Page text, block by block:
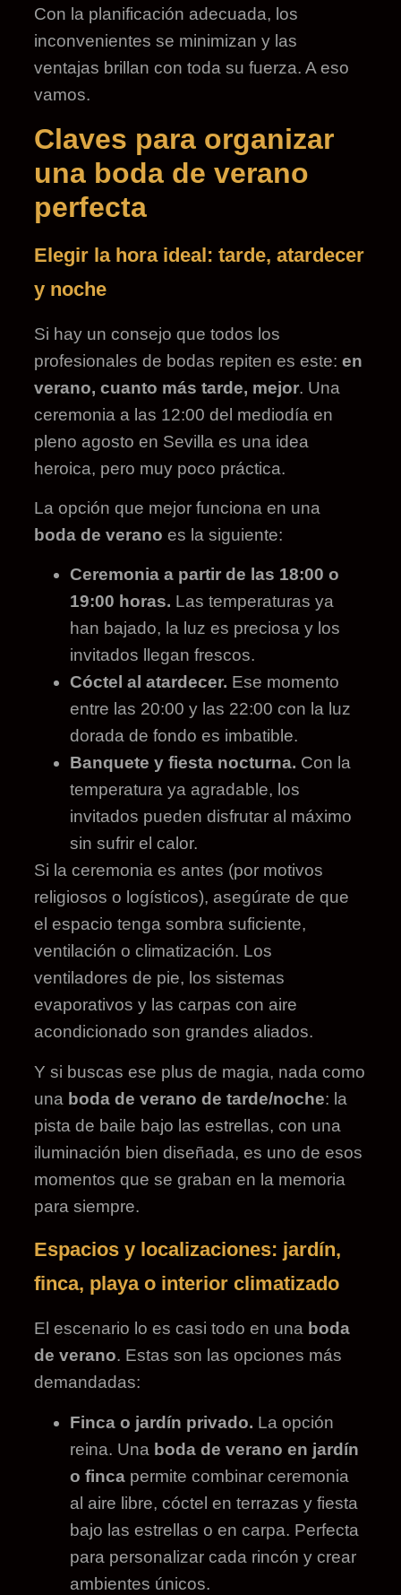
Con la planificación adecuada, los
inconvenientes se minimizan y las
ventajas brillan con toda su fuerza. A eso
vamos.
Claves para organizar
una boda de verano
perfecta
Elegir la hora ideal: tarde, atardecer
y noche
Si hay un consejo que todos los
profesionales de bodas repiten es este:en
verano, cuanto más tarde, mejor. Una
ceremonia a las 12:00 del mediodía en
pleno agosto en Sevilla es una idea
heroica, pero muy poco práctica.
La opción que mejor funciona en una
boda de verano es la siguiente:
Ceremonia a partir de las 18:00 o
19:00 horas. Las temperaturas ya
han bajado, la luz es preciosa y los
invitados llegan frescos.
Cóctel al atardecer. Ese momento
entre las 20:00 y las 22:00 con la luz
dorada de fondo es imbatible.
Banquete y fiesta nocturna. Con la
temperatura ya agradable, los
invitados pueden disfrutar al máximo
sin sufrir el calor.
Si la ceremonia es antes (por motivos
religiosos o logísticos), asegúrate de que
el espacio tenga sombra suficiente,
ventilación o climatización. Los
ventiladores de pie, los sistemas
evaporativos y las carpas con aire
acondicionado son grandes aliados.
Y si buscas ese plus de magia, nada como
una boda de verano de tarde/noche: la
pista de baile bajo las estrellas, con una
iluminación bien diseñada, es uno de esos
momentos que se graban en la memoria
para siempre.
Espacios y localizaciones: jardín,
finca, playa o interior climatizado
El escenario lo es casi todo en una boda
de verano. Estas son las opciones más
demandadas:
Finca o jardín privado. La opción
reina. Una boda de verano en jardín
o finca permite combinar ceremonia
al aire libre, cóctel en terrazas y fiesta
bajo las estrellas o en carpa. Perfecta
para personalizar cada rincón y crear
ambientes únicos.